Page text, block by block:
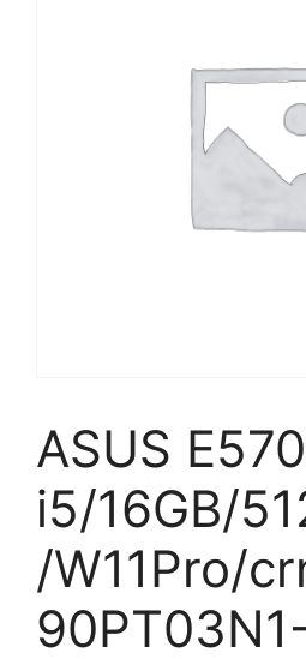
ASUS
i5/16GB/
/W11Pro/